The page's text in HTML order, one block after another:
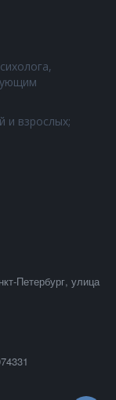
и взрослых;
Петербург, улица